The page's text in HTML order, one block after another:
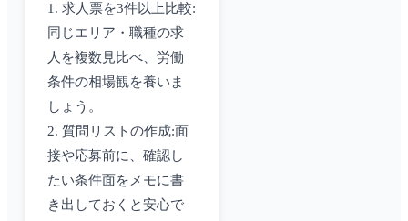
1. 求人票を3件以上比較:
同じエリア・職種の求
人を複数見比べ、労働
条件の相場観を養いま
しょう。
2. 質問リストの作成:面
接や応募前に、確認し
たい条件面をメモに書
き出しておくと安心で